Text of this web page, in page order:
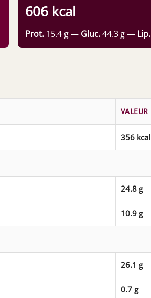
606 kcal
Prot. 15.4 g — Gluc.44.3 g — Lip.
VALEUR
356 kcal
24.8 g
10.9 g
26.1 g
0.7 g